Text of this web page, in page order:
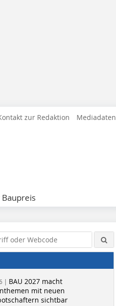
zur Redaktion Mediadaten
| BAU 2027 macht
mit neuen
sichtbar